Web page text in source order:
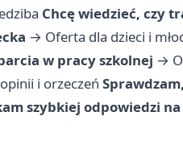
Chcę wiedzieć, czy
→ Oferta dla dzieci i
w pracy szkolnej →
i orzeczeń
szybkiej odpowiedzi